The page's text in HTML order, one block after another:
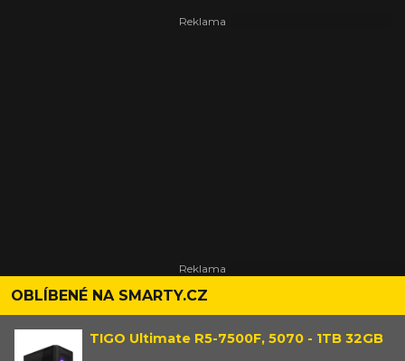
OBLÍBENÉ NA SMARTY.CZ
TIGO Ultimate R5-7500F, 5070 - 1TB 32GB